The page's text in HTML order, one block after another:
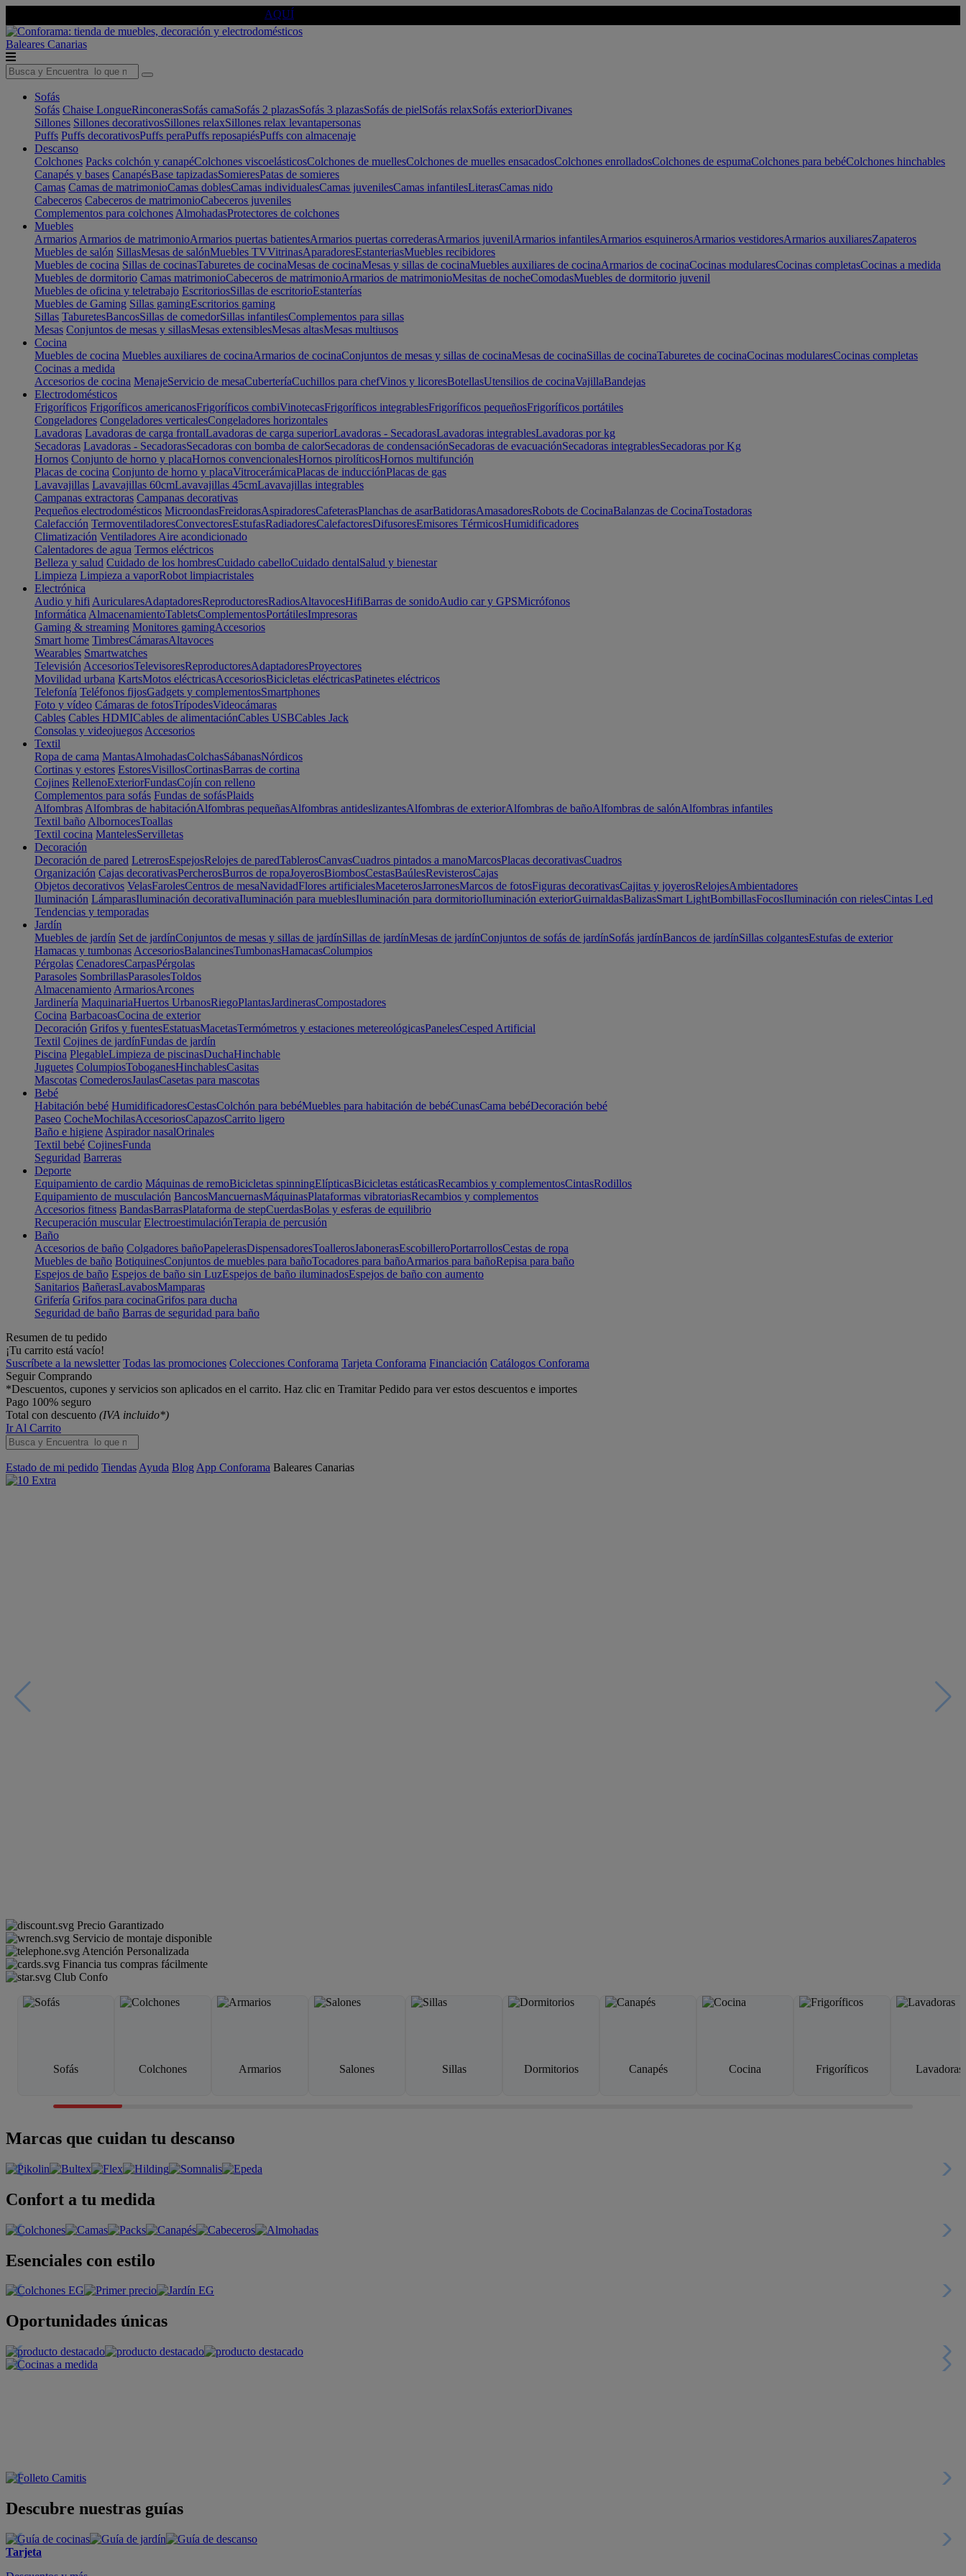
AQUÍ
Baleares Canarias
Sofás
Sofás Chaise LongueRinconerasSofás camaSofás 2 plazasSofás 3 plazasSofás de pielSofás relaxSofás exteriorDivanes
Sillones Sillones decorativosSillones relaxSillones relax levantapersonas
Puffs Puffs decorativosPuffs peraPuffs reposapiésPuffs con almacenaje
Descanso
Colchones Packs colchón y canapéColchones viscoelásticosColchones de muellesColchones de muelles ensacadosColchones enrolladosColchones de espumaColchones para bebéColchones hinchables
Canapés y bases CanapésBase tapizadasSomieresPatas de somieres
Camas Camas de matrimonioCamas doblesCamas individualesCamas juvenilesCamas infantilesLiterasCamas nido
Cabeceros Cabeceros de matrimonioCabeceros juveniles
Complementos para colchones AlmohadasProtectores de colchones
Muebles
Armarios Armarios de matrimonioArmarios puertas batientesArmarios puertas correderasArmarios juvenilArmarios infantilesArmarios esquinerosArmarios vestidoresArmarios auxiliaresZapateros
Muebles de salón SillasMesas de salónMuebles TVVitrinasAparadoresEstanteriasMuebles recibidores
Muebles de cocina Sillas de cocinasTaburetes de cocinaMesas de cocinaMesas y sillas de cocinaMuebles auxiliares de cocinaArmarios de cocinaCocinas modularesCocinas completasCocinas a medida
Muebles de dormitorio Camas matrimonioCabeceros de matrimonioArmarios de matrimonioMesitas de nocheComodasMuebles de dormitorio juvenil
Muebles de oficina y teletrabajo EscritoriosSillas de escritorioEstanterías
Muebles de Gaming Sillas gamingEscritorios gaming
Sillas TaburetesBancosSillas de comedorSillas infantilesComplementos para sillas
Mesas Conjuntos de mesas y sillasMesas extensiblesMesas altasMesas multiusos
Cocina
Muebles de cocina Muebles auxiliares de cocinaArmarios de cocinaConjuntos de mesas y sillas de cocinaMesas de cocinaSillas de cocinaTaburetes de cocinaCocinas modularesCocinas completas
Cocinas a medida
Accesorios de cocina MenajeServicio de mesaCuberteríaCuchillos para chefVinos y licoresBotellasUtensilios de cocinaVajillaBandejas
Electrodomésticos
Frigoríficos Frigoríficos americanosFrigoríficos combiVinotecasFrigoríficos integrablesFrigoríficos pequeñosFrigoríficos portátiles
Congeladores Congeladores verticalesCongeladores horizontales
Lavadoras Lavadoras de carga frontalLavadoras de carga superiorLavadoras - SecadorasLavadoras integrablesLavadoras por kg
Secadoras Lavadoras - SecadorasSecadoras con bomba de calorSecadoras de condensaciónSecadoras de evacuaciónSecadoras integrablesSecadoras por Kg
Hornos Conjunto de horno y placaHornos convencionalesHornos pirolíticosHornos multifunción
Placas de cocina Conjunto de horno y placaVitrocerámicaPlacas de inducciónPlacas de gas
Lavavajillas Lavavajillas 60cmLavavajillas 45cmLavavajillas integrables
Campanas extractoras Campanas decorativas
Pequeños electrodomésticos MicroondasFreidorasAspiradoresCafeterasPlanchas de asarBatidorasAmasadoresRobots de CocinaBalanzas de CocinaTostadoras
Calefacción TermoventiladoresConvectoresEstufasRadiadoresCalefactoresDifusoresEmisores TérmicosHumidificadores
Climatización Ventiladores Aire acondicionado
Calentadores de agua Termos eléctricos
Belleza y salud Cuidado de los hombresCuidado cabelloCuidado dentalSalud y bienestar
Limpieza Limpieza a vaporRobot limpiacristales
Electrónica
Audio y hifi AuricularesAdaptadoresReproductoresRadiosAltavocesHifiBarras de sonidoAudio car y GPSMicrófonos
Informática AlmacenamientoTabletsComplementosPortátilesImpresoras
Gaming & streaming Monitores gamingAccesorios
Smart home TimbresCámarasAltavoces
Wearables Smartwatches
Televisión AccesoriosTelevisoresReproductoresAdaptadoresProyectores
Movilidad urbana KartsMotos eléctricasAccesoriosBicicletas eléctricasPatinetes eléctricos
Telefonía Teléfonos fijosGadgets y complementosSmartphones
Foto y vídeo Cámaras de fotosTrípodesVideocámaras
Cables Cables HDMICables de alimentaciónCables USBCables Jack
Consolas y videojuegos Accesorios
Textil
Ropa de cama MantasAlmohadasColchasSábanasNórdicos
Cortinas y estores EstoresVisillosCortinasBarras de cortina
Cojines RellenoExteriorFundasCojín con relleno
Complementos para sofás Fundas de sofásPlaids
Alfombras Alfombras de habitaciónAlfombras pequeñasAlfombras antideslizantesAlfombras de exteriorAlfombras de bañoAlfombras de salónAlfombras infantiles
Textil baño AlbornocesToallas
Textil cocina MantelesServilletas
Decoración
Decoración de pared LetrerosEspejosRelojes de paredTablerosCanvasCuadros pintados a manoMarcosPlacas decorativasCuadros
Organización Cajas decorativasPercherosBurros de ropaJoyerosBiombosCestasBaúlesRevisterosCajas
Objetos decorativos VelasFarolesCentros de mesaNavidadFlores artificialesMaceterosJarronesMarcos de fotosFiguras decorativasCajitas y joyerosRelojesAmbientadores
Iluminación LámparasIluminación decorativaIluminación para mueblesIluminación para dormitorioIluminación exteriorGuirnaldasBalizasSmart LightBombillasFocosIluminación con rielesCintas Led
Tendencias y temporadas
Jardín
Muebles de jardín Set de jardínConjuntos de mesas y sillas de jardínSillas de jardínMesas de jardínConjuntos de sofás de jardínSofás jardínBancos de jardínSillas colgantesEstufas de exterior
Hamacas y tumbonas AccesoriosBalancinesTumbonasHamacasColumpios
Pérgolas CenadoresCarpasPérgolas
Parasoles SombrillasParasolesToldos
Almacenamiento ArmariosArcones
Jardinería MaquinariaHuertos UrbanosRiegoPlantasJardinerasCompostadores
Cocina BarbacoasCocina de exterior
Decoración Grifos y fuentesEstatuasMacetasTermómetros y estaciones metereológicasPanelesCesped Artificial
Textil Cojines de jardínFundas de jardín
Piscina PlegableLimpieza de piscinasDuchaHinchable
Juguetes ColumpiosToboganesHinchablesCasitas
Mascotas ComederosJaulasCasetas para mascotas
Bebé
Habitación bebé HumidificadoresCestasColchón para bebéMuebles para habitación de bebéCunasCama bebéDecoración bebé
Paseo CocheMochilasAccesoriosCapazosCarrito ligero
Baño e higiene Aspirador nasalOrinales
Textil bebé CojinesFunda
Seguridad Barreras
Deporte
Equipamiento de cardio Máquinas de remoBicicletas spinningElípticasBicicletas estáticasRecambios y complementosCintasRodillos
Equipamiento de musculación BancosMancuernasMáquinasPlataformas vibratoriasRecambios y complementos
Accesorios fitness BandasBarrasPlataforma de stepCuerdasBolas y esferas de equilibrio
Recuperación muscular ElectroestimulaciónTerapia de percusión
Baño
Accesorios de baño Colgadores bañoPapelerasDispensadoresToallerosJabonerasEscobilleroPortarrollosCestas de ropa
Muebles de baño BotiquinesConjuntos de muebles para bañoTocadores para bañoArmarios para bañoRepisa para baño
Espejos de baño Espejos de baño sin LuzEspejos de baño iluminadosEspejos de baño con aumento
Sanitarios BañerasLavabosMamparas
Grifería Grifos para cocinaGrifos para ducha
Seguridad de baño Barras de seguridad para baño
Resumen de tu pedido
¡Tu carrito está vacío!
Suscríbete a la newsletter Todas las promociones Colecciones Conforama Tarjeta Conforama Financiación Catálogos Conforama
Seguir Comprando
*Descuentos, cupones y servicios son aplicados en el carrito. Haz clic en Tramitar Pedido para ver estos descuentos e importes
Pago 100% seguro
Total con descuento (IVA incluido*)
Ir Al Carrito
Estado de mi pedido Tiendas Ayuda Blog App Conforama Baleares Canarias
Precio Garantizado
Servicio de montaje disponible
Atención Personalizada
Financia tus compras fácilmente
Club Confo
Sofás Colchones Armarios Salones Sillas Dormitorios Canapés Cocina Frigoríficos Lavadoras
Marcas que cuidan tu descanso
Confort a tu medida
Esenciales con estilo
Oportunidades únicas
Descubre nuestras guías
Tarjeta